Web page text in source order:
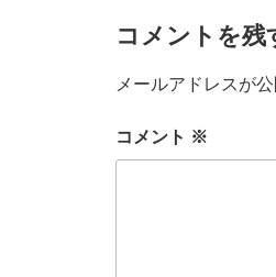
コメントを残
メールアドレスが
コメント ※